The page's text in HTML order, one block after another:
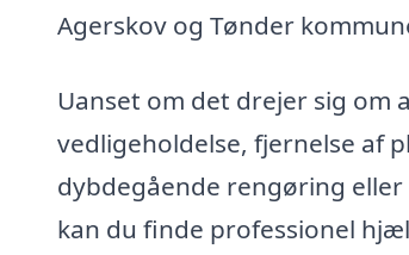
Agerskov og Tønder
Uanset om det drejer sig om
vedligeholdelse, fjernelse af
dybdegående rengøring
kan du finde professionel